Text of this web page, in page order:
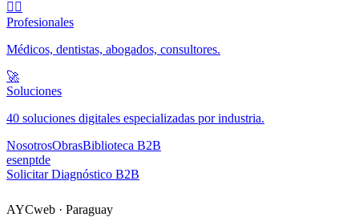
🧑‍⚕️
Profesionales
Médicos, dentistas, abogados, consultores.
🚀
Soluciones
40 soluciones digitales especializadas por industria.
NosotrosObrasBiblioteca B2B
esenptde
Solicitar Diagnóstico B2B
AYCweb · Paraguay